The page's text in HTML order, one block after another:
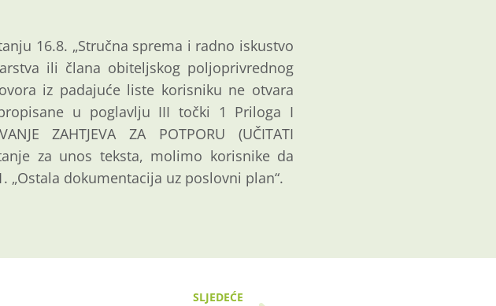
16.8. „Stručna sprema i radno iskustvo
ili člana obiteljskog poljoprivrednog
iz padajuće liste korisniku ne otvara
u poglavlju III točki 1 Priloga I
ZAHTJEVA ZA POTPORU (UČITATI
za unos teksta, molimo korisnike da
dokumentacija uz poslovni plan“.
SLJEDEĆE